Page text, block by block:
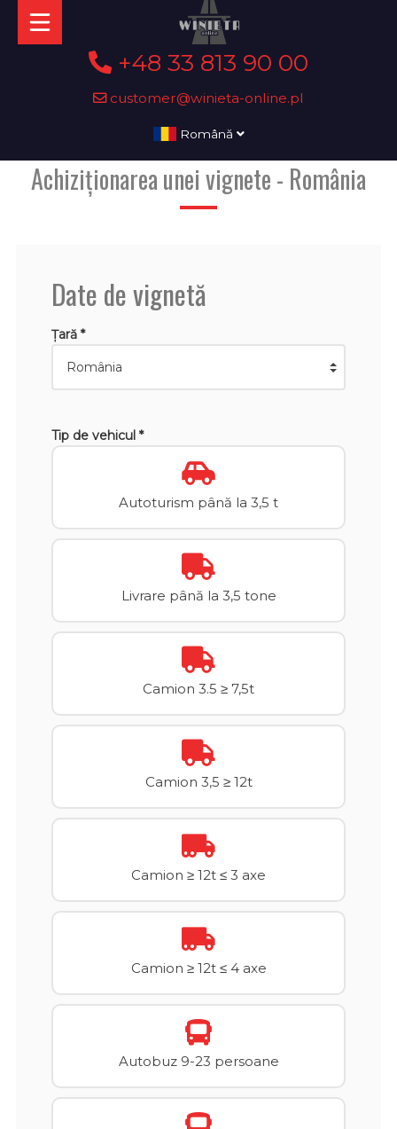
+48 33 813 90 00
customer@winieta-online.pl
Română
Achiziționarea unei vignete - România
Date de vignetă
Țară *
Tip de vehicul *
Autoturism până la 3,5 t
Livrare până la 3,5 tone
Camion 3.5 ≥ 7,5t
Camion 3,5 ≥ 12t
Camion ≥ 12t ≤ 3 axe
Camion ≥ 12t ≤ 4 axe
Autobuz 9-23 persoane